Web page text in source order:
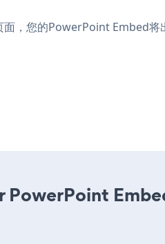
，您的PowerPoint Embed将